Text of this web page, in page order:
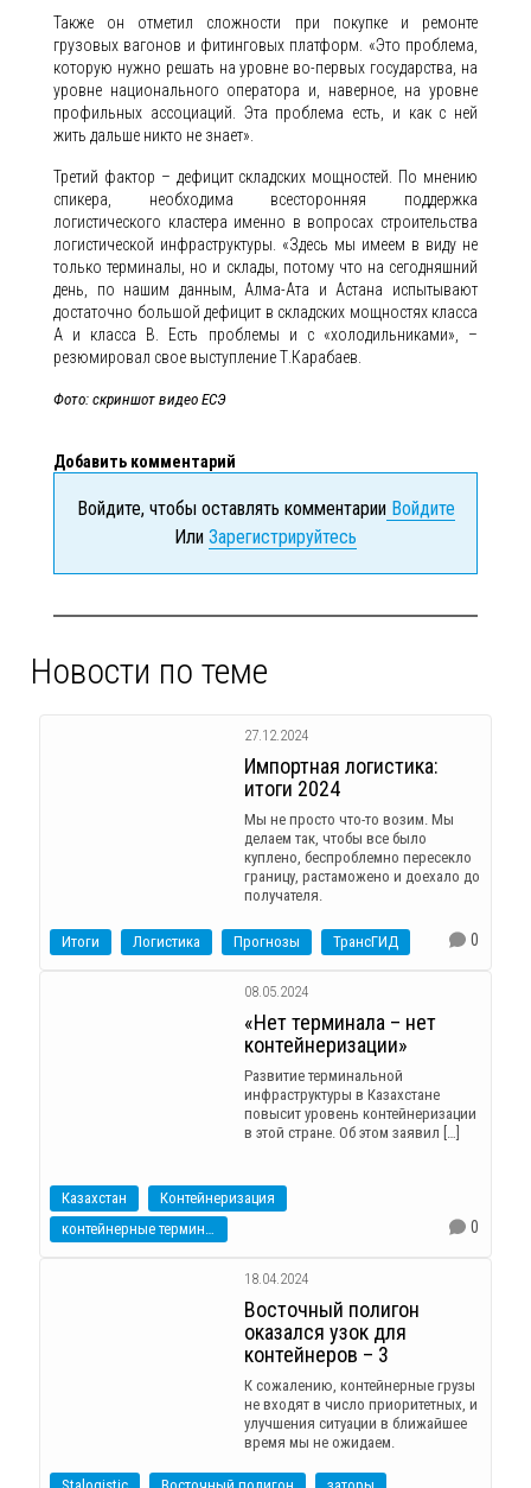
Также он отметил сложности при покупке и ремонте
грузовых вагонов и фитинговых платформ. «Это проблема,
которую нужно решать на уровне во-первых государства, на
уровне национального оператора и, наверное, на уровне
профильных ассоциаций. Эта проблема есть, и как с ней
жить дальше никто не знает».
Третий фактор – дефицит складских мощностей. По мнению
спикера, необходима всесторонняя поддержка
логистического кластера именно в вопросах строительства
логистической инфраструктуры. «Здесь мы имеем в виду не
только терминалы, но и склады, потому что на сегодняшний
день, по нашим данным, Алма-Ата и Астана испытывают
достаточно большой дефицит в складских мощностях класса
А и класса B. Есть проблемы и с «холодильниками», –
резюмировал свое выступление Т.Карабаев.
Фото: скриншот видео ЕСЭ
Добавить комментарий
Войдите, чтобы оставлять комментарииВойдите
Или Зарегистрируйтесь
Новости по теме
27.12.2024
Импортная логистика:
итоги 2024
Мы не просто что-то возим. Мы
делаем так, чтобы все было
куплено, беспроблемно пересекло
границу, растаможено и доехало до
получателя.
Итоги Логистика Прогнозы ТрансГИД 0
08.05.2024
«Нет терминала – нет
контейнеризации»
Развитие терминальной
инфраструктуры в Казахстане
повысит уровень контейнеризации
в этой стране. Об этом заявил […]
Казахстан
Контейнеризация
контейнерные терминалы
0
18.04.2024
Восточный полигон
оказался узок для
контейнеров – 3
К сожалению, контейнерные грузы
не входят в число приоритетных, и
улучшения ситуации в ближайшее
время мы не ожидаем.